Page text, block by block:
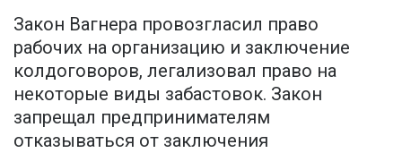
Закон Вагнера провозгласил право
рабочих на организацию и заключение
колдоговоров, легализовал право на
некоторые виды забастовок. Закон
запрещал предпринимателям
отказываться от заключения